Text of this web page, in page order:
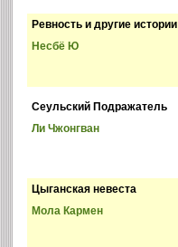
Ревность и другие истории
Несбё Ю
Сеульский Подражатель
Ли Чжонгван
Цыганская невеста
Мола Кармен